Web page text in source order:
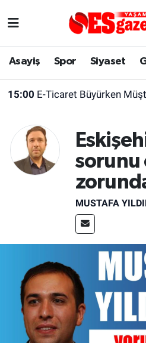
Asayiş Spor Siyaset
15:00 E-Ticaret Büyürken Müşteri
sorunu
MUSTAFA
Asayiş
Gündem
Türkiye
Alış-Veriş/İş dünyası
Yaşam
Eskişehirspor Arşivi
Eskişehir Arşivi
Kültür Sanat
Politika
Bilecik
Eskişehir Nöbetçi
Süper Lig Puan Durumu
Tüm Manşetler
Son Dakika Haberleri
Haber Arşivi